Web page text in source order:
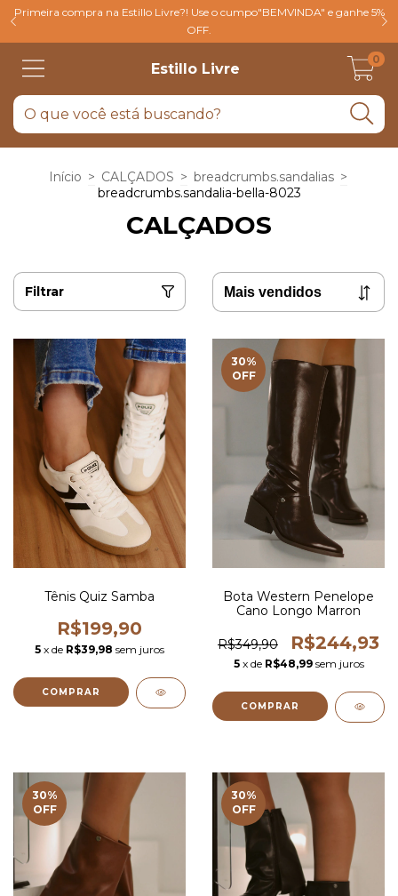
Primeira compra na Estillo Livre?! Use o cumpo"BEMVINDA" e ganhe 5%
OFF.
Estillo Livre
0
Início > CALÇADOS > breadcrumbs.sandalias >
breadcrumbs.sandalia-bella-8023
CALÇADOS
Filtrar
Tênis Quiz Samba
R$199,90
5 x de R$39,98 sem juros
COMPRAR
30%
OFF
Bota Western Penelope
Cano Longo Marron
R$349,90 R$244,93
5 x de R$48,99 sem juros
COMPRAR
30%
OFF
30%
OFF